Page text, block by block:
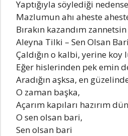
Yaptığıyla söylediği
Mazlumun ahı aheste
Bırakın kazandım zannetsin
Aleyna Tilki – Sen Olsan
Çaldığın o kalbi, yerine koy
Eğer hislerinden pek emin
Aradığın aşksa, en
O zaman başka,
Açarım kapıları hazırım
O sen olsan bari,
Sen olsan bari